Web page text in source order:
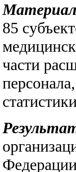
85
части